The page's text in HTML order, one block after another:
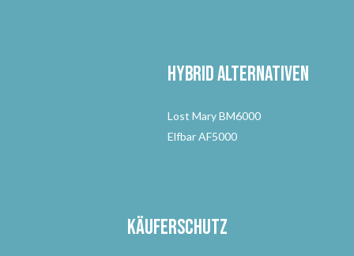
Hybrid Alternativen
Lost Mary BM6000
Elfbar AF5000
Käuferschutz